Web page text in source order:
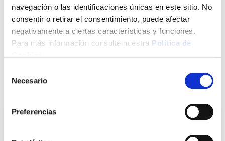
navegación o las identificaciones únicas en este sitio. No
consentir o retirar el consentimiento, puede afectar
negativamente a ciertas características y funciones.
Para más información consulte nuestra Política de
Necesario
Preferencias
+ INFO